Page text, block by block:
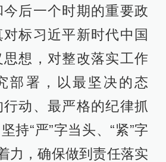
后一个时期的重要政
标习近平新时代中国
想，对整改落实工作
部署，以最坚决的态
动、最严格的纪律抓
持“严”字当头、“紧”字
力，确保做到责任落实